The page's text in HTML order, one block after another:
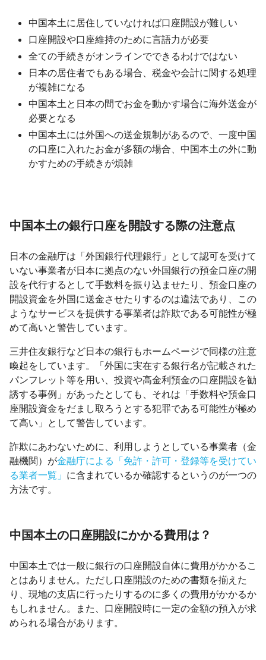
中国本土に居住していなければ口座開設が難しい
口座開設や口座維持のために言語力が必要
全ての手続きがオンラインでできるわけではない
日本の居住者でもある場合、税金や会計に関する処理
が複雑になる
中国本土と日本の間でお金を動かす場合に海外送金が
必要となる
中国本土には外国への送金規制があるので、一度中国
の口座に入れたお金が多額の場合、中国本土の外に動
かすための手続きが煩雑
中国本土の銀行口座を開設する際の注意点
日本の金融庁は「外国銀行代理銀行」として認可を受けて
いない事業者が日本に拠点のない外国銀行の預金口座の開
設を代行するとして手数料を振り込ませたり、預金口座の
開設資金を外国に送金させたりするのは違法であり、この
ようなサービスを提供する事業者は詐欺である可能性が極
めて高いと警告しています。
三井住友銀行など日本の銀行もホームページで同様の注意
喚起をしています。「外国に実在する銀行名が記載された
パンフレット等を用い、投資や高金利預金の口座開設を勧
誘する事例」があったとしても、それは「手数料や預金口
座開設資金をだまし取ろうとする犯罪である可能性が極め
て高い」として警告しています。
詐欺にあわないために、利用しようとしている事業者（金
融機関）が金融庁による「免許・許可・登録等を受けてい
る業者一覧」 に含まれているか確認するというのが一つの
方法です。
中国本土の口座開設にかかる費用は？
中国本土では一般に銀行の口座開設自体に費用がかかるこ
とはありません。ただし口座開設のための書類を揃えた
り、現地の支店に行ったりするのに多くの費用がかかるか
もしれません。また、口座開設時に一定の金額の預入が求
められる場合があります。